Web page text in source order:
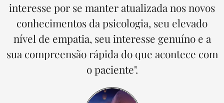
interesse por se manter atualizada nos novos
conhecimentos da psicologia, seu elevado
nível de empatia, seu interesse genuíno e a
sua compreensão rápida do que acontece com
o paciente".